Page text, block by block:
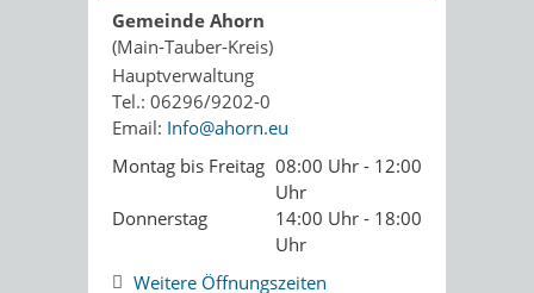
Gemeinde Ahorn
(Main-Tauber-Kreis)
Hauptverwaltung
Tel.: 06296/9202-0
Email: Info@ahorn.eu
Montag bis Freitag 08:00 Uhr - 12:00
Uhr
Donnerstag
14:00 Uhr - 18:00
Uhr
Weitere Öffnungszeiten